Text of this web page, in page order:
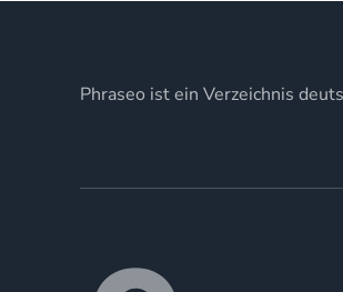
Phraseo ist ein Verzeichnis